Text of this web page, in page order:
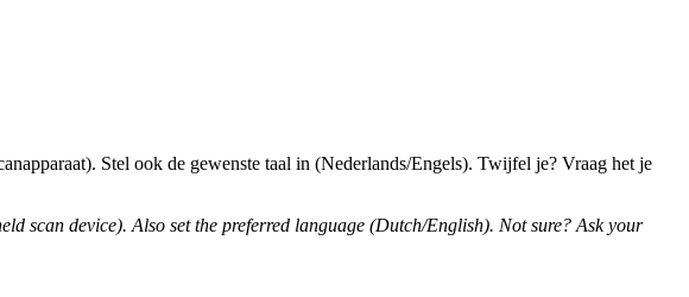
Stel ook de gewenste taal in (Nederlands/Engels). Twijfel je? Vraag het je
scan device). Also set the preferred language (Dutch/English). Not sure? Ask your